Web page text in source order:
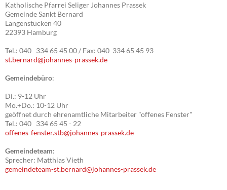
Katholische Pfarrei Seliger Johannes Prassek
Gemeinde Sankt Bernard
Langenstücken 40
22393 Hamburg
Tel.: 040 334 65 45 00 / Fax: 040 334 65 45 93
st.bernard@johannes-prassek.de
Gemeindebüro:
Di.: 9-12 Uhr
Mo.+Do.: 10-12 Uhr
geöffnet durch ehrenamtliche Mitarbeiter "offenes Fenster"
Tel.: 040 334 65 45 - 22
offenes-fenster.stb@johannes-prassek.de
Gemeindeteam:
Sprecher: Matthias Vieth
gemeindeteam-st.bernard@johannes-prassek.de